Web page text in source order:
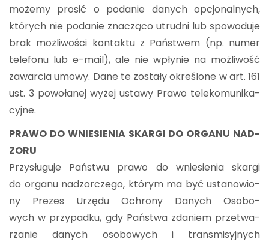
mo­że­my pro­sić o po­da­nie da­nych opcjo­nal­nych,
któ­rych nie po­da­nie zna­czą­co utrud­ni lub spo­wo­du­je
brak moż­li­wo­ści kon­tak­tu z Pań­stwem (np. numer
te­le­fo­nu lub e-mail), ale nie wpły­nie na moż­li­wość
za­war­cia umowy. Dane te zo­sta­ły okre­ślo­ne w art. 161
ust. 3 po­wo­ła­nej wyżej usta­wy Prawo te­le­ko­mu­ni­ka­
cyj­ne.
PRAWO DO WNIE­SIE­NIA SKAR­GI DO OR­GA­NU NAD­
ZO­RU
Przy­słu­gu­je Pań­stwu prawo do wnie­sie­nia skar­gi
do or­ga­nu nad­zor­cze­go, któ­rym ma być usta­no­wio­
ny Pre­zes Urzę­du Ochro­ny Da­nych Oso­bo­
wych w przy­pad­ku, gdy Pań­stwa zda­niem prze­twa­
rza­nie da­nych oso­bo­wych i trans­mi­syj­nych